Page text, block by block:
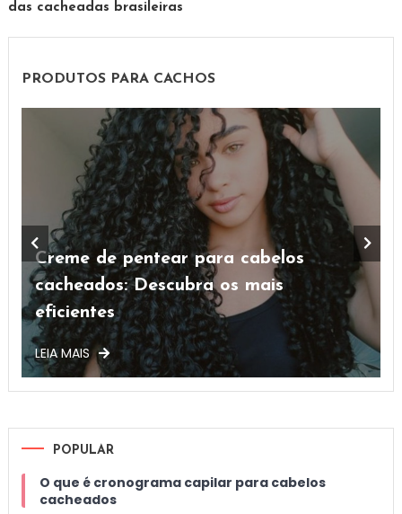
das cacheadas brasileiras
PRODUTOS PARA CACHOS
Creme de pentear para cabelos
cacheados: Descubra os mais
eficientes
LEIA MAIS
POPULAR
O que é cronograma capilar para cabelos
cacheados